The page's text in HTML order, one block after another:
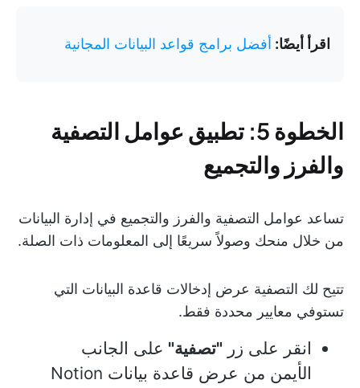
اقرأ أيضًا: أفضل برامج قواعد البيانات المجانية
الخطوة 5: تطبيق عوامل التصفية
والفرز والتجميع
تساعد عوامل التصفية والفرز والتجميع في إدارة البيانات
من خلال منحك وصولاً سريعًا إلى المعلومات ذات الصلة.
تتيح لك التصفية عرض إدخالات قاعدة البيانات التي
تستوفي معايير محددة فقط.
انقر على زر "تصفية" على الجانب
الأيمن من عرض قاعدة بيانات Notion